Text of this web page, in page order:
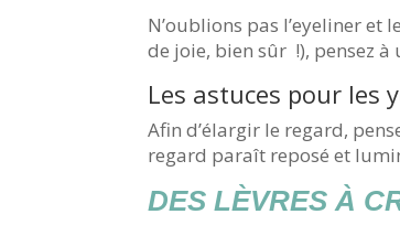
N’oublions pas l’eyeliner
de joie, bien sûr !), pensez à
Les astuces pour les
Afin d’élargir le regard,
regard paraît reposé et
DES LÈVRES À